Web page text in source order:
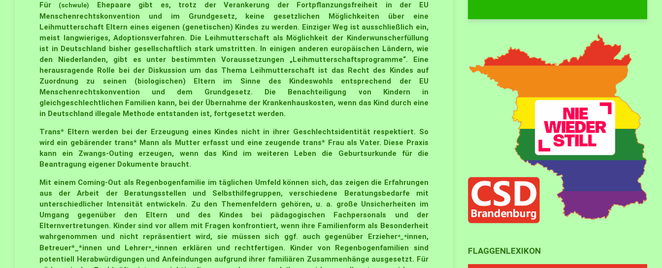
Für (schwule)
Ehepaare gibt es, trotz der Verankerung der Fortpflanzungsfreiheit in der EU
Menschenrechtskonvention und im Grundgesetz, keine gesetzlichen Möglichkeiten über eine
Leihmutterschaft Eltern eines eigenen (genetischen) Kindes zu werden. Einziger Weg ist ausschließlich ein,
meist langwieriges, Adoptionsverfahren. Die Leihmutterschaft als Möglichkeit der Kinderwunscherfüllung
ist in Deutschland bisher gesellschaftlich stark umstritten. In einigen anderen europäischen Ländern, wie
den Niederlanden, gibt es unter bestimmten Voraussetzungen „Leihmutterschaftsprogramme“. Eine
herausragende Rolle bei der Diskussion um das Thema Leihmutterschaft ist das Recht des Kindes auf
Zuordnung zu seinen (biologischen) Eltern im Sinne des Kindeswohls entsprechend der EU
Menschenrechtskonvention und dem Grundgesetz. Die Benachteiligung von Kindern in
gleichgeschlechtlichen Familien kann, bei der Übernahme der Krankenhauskosten, wenn das Kind durch eine
in Deutschland illegale Methode entstanden ist, fortgesetzt werden.
Trans* Eltern werden bei der Erzeugung eines Kindes nicht in ihrer Geschlechtsidentität respektiert. So
wird ein gebärender trans* Mann als Mutter erfasst und eine zeugende trans* Frau als Vater. Diese Praxis
kann ein Zwangs-Outing erzeugen, wenn das Kind im weiteren Leben die Geburtsurkunde für die
Beantragung eigener Dokumente braucht.
Mit einem Coming-Out als Regenbogenfamilie im täglichen Umfeld können sich, das zeigen die Erfahrungen
aus der Arbeit der Beratungsstellen und Selbsthilfegruppen, verschiedene Beratungsbedarfe mit
unterschiedlicher Intensität entwickeln. Zu den Themenfeldern gehören, u. a. große Unsicherheiten im
Umgang gegenüber den Eltern und des Kindes bei pädagogischen Fachpersonals und der
Elternvertretungen. Kinder sind vor allem mit Fragen konfrontiert, wenn ihre Familienform als Besonderheit
wahrgenommen und nicht repräsentiert wird, sie müssen sich ggf. auch gegenüber Erzieher*_*innen,
Betreuer*_*innen und Lehrer*_*innen erklären und rechtfertigen. Kinder von Regenbogenfamilien sind
potentiell Herabwürdigungen und Anfeindungen aufgrund ihrer familiären Zusammenhänge ausgesetzt. Für
FLAGGENLEXIKON